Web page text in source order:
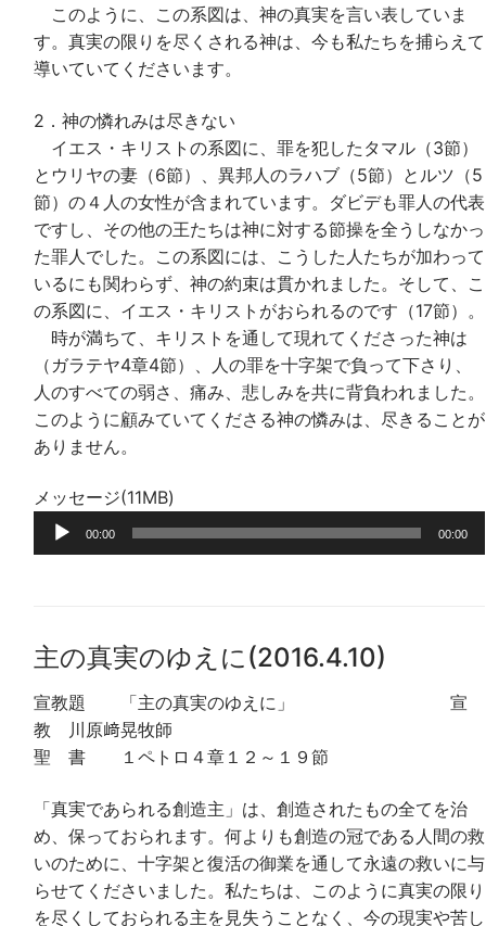
このように、この系図は、神の真実を言い表していま
す。真実の限りを尽くされる神は、今も私たちを捕らえて
導いていてくださいます。
2．神の憐れみは尽きない
イエス・キリストの系図に、罪を犯したタマル（3節）
とウリヤの妻（6節）、異邦人のラハブ（5節）とルツ（5
節）の４人の女性が含まれています。ダビデも罪人の代表
ですし、その他の王たちは神に対する節操を全うしなかっ
た罪人でした。この系図には、こうした人たちが加わって
いるにも関わらず、神の約束は貫かれました。そして、こ
の系図に、イエス・キリストがおられるのです（17節）。
時が満ちて、キリストを通して現れてくださった神は
（ガラテヤ4章4節）、人の罪を十字架で負って下さり、
人のすべての弱さ、痛み、悲しみを共に背負われました。
このように顧みていてくださる神の憐みは、尽きることが
ありません。
メッセージ(11MB)
声
ヤ
00:00 00:00
主の真実のゆえに(2016.4.10)
宣教題 「主の真実のゆえに」 宣
教 川原﨑晃牧師
聖 書 １ペトロ４章１２～１９節
「真実であられる創造主」は、創造されたもの全てを治
め、保っておられます。何よりも創造の冠である人間の救
いのために、十字架と復活の御業を通して永遠の救いに与
らせてくださいました。私たちは、このように真実の限り
を尽くしておられる主を見失うことなく、今の現実や苦し